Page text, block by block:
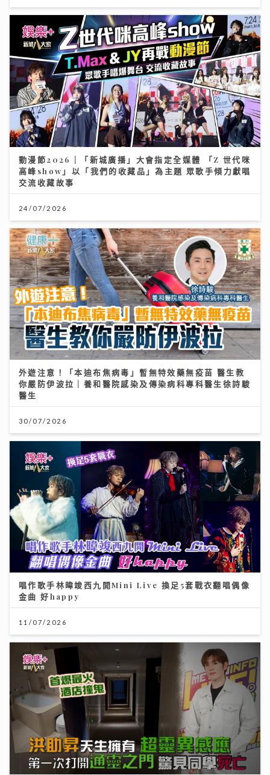
動漫節2026｜「新城廣播」大會指定全媒體 「Z 世代咪
高峰show」以「我們的收藏品」為主題 眾歌手傾力獻唱
交流收藏故事
24/07/2026
外遊注意！「本迪布焦病毒」暫無特效藥無疫苗 醫生教
你嚴防伊波拉｜養和醫院感染及傳染病科專科醫生徐詩駿
醫生
30/07/2026
唱作歌手林暐竣西九開Mini Live 換足5套戰衣翻唱偶像
金曲 好happy
11/07/2026